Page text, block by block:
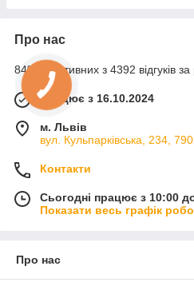
Про нас
84% позитивних з 4392 відгуків за
Працює з 16.10.2024
м. Львів
вул. Кульпарківська, 234,
Контакти
Сьогодні працює з 10:00
Показати весь графік
Про нас